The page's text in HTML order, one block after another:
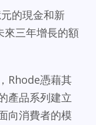
的現金和新
來三年增長的額
Rhode憑藉其
產品系列建立
向消費者的模